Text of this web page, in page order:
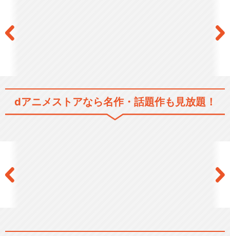
dアニメストアなら名作・話題作も見放題！